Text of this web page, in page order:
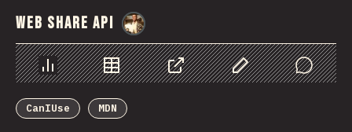
Web Share API
Chart Data Share Customize Data
Comments
CanIUse
MDN